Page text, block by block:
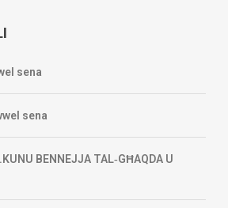
sena
sena
BENNEJJA TAL‑GĦAQDA U